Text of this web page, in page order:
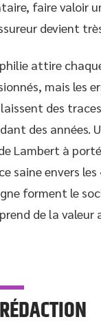
faire valoir
devient
attire
mais les
des
des années.
Lambert à
saine envers les
forment le
de la valeur